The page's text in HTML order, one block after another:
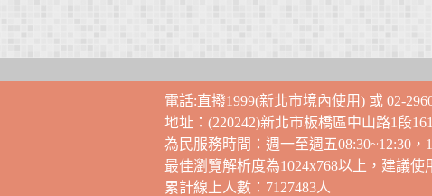
電話:直撥1999(新北市境內使用) 或 02-
地址：(220242)新北市板橋區中山路1段
為民服務時間：週一至週五08:30~12:30，
最佳瀏覽解析度為1024x768以上，建議
累計線上人數：7127483人